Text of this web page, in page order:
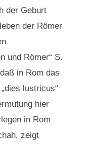
der Geburt
der Römer
und Römer“ S.
in Rom das
lustricus“
hier
in Rom
zeigt